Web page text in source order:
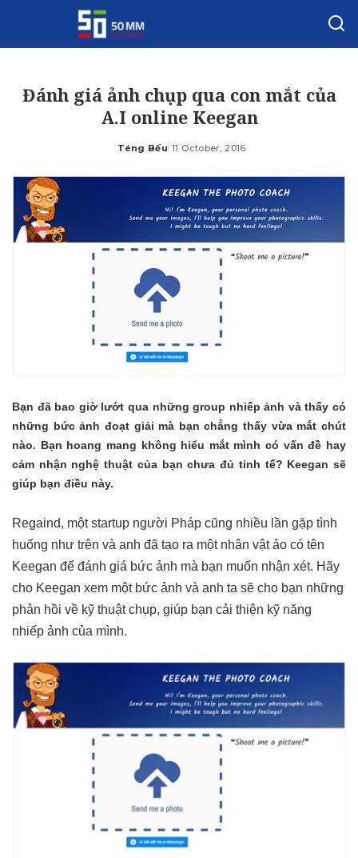
Đánh giá ảnh chụp qua con mắt của
A.I online Keegan
Posted
Téng Bếu 11 October, 2016
Bạn đã bao giờ lướt qua những group nhiếp ảnh và thấy có
những bức ảnh đoạt giải mà bạn chẳng thấy vừa mắt chút
nào. Bạn hoang mang không hiểu mắt mình có vấn đề hay
cảm nhận nghệ thuật của bạn chưa đủ tinh tế? Keegan sẽ
giúp bạn điều này.
Regaind, một startup người Pháp cũng nhiều lần gặp tình
huống như trên và anh đã tạo ra một nhân vật ảo có tên
Keegan để đánh giá bức ảnh mà bạn muốn nhận xét. Hãy
cho Keegan xem một bức ảnh và anh ta sẽ cho bạn những
phản hồi về kỹ thuật chụp, giúp bạn cải thiện kỹ năng
nhiếp ảnh của mình.